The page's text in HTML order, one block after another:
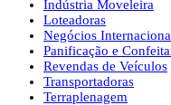
Indústria Moveleira
Loteadoras
Negócios
Panificação e
Revendas de Veículos
Transportadoras
Terraplenagem